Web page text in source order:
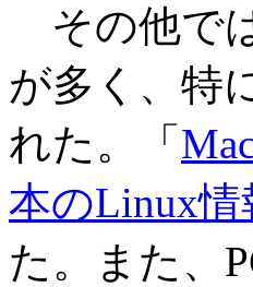
その他で
が多く、特
れた。「
本のLinux情
た。また、